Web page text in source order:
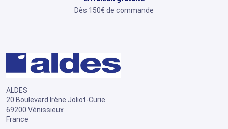
Dès 150€ de commande
ALDES
20 Boulevard Irène Joliot-Curie
69200 Vénissieux
France